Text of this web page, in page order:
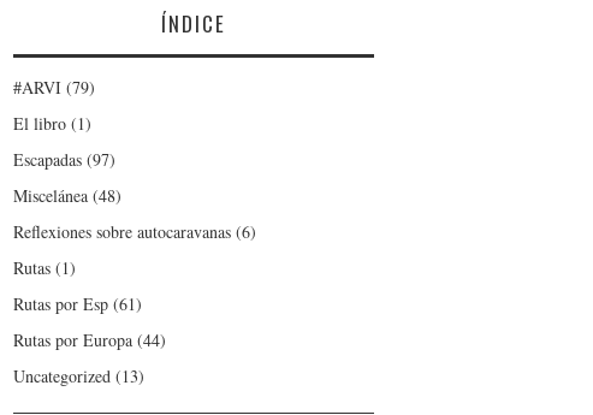
ÍNDICE
#ARVI (79)
El libro (1)
Escapadas (97)
Miscelánea (48)
Reflexiones sobre autocaravanas (6)
Rutas (1)
Rutas por Esp (61)
Rutas por Europa (44)
Uncategorized (13)